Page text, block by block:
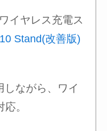
イヤレス充電ス
Stand(改善版)
しながら、ワイ
。